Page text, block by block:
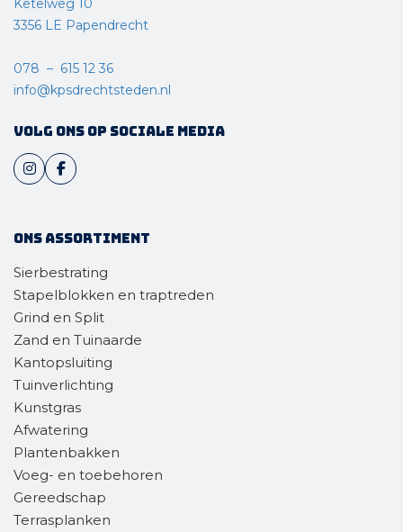
3356 LE Papendrecht
078 – 615 12 36
info@kpsdrechtsteden.nl
Volg ons op sociale media
Ons assortiment
Sierbestrating
Stapelblokken en traptreden
Grind en Split
Zand en Tuinaarde
Kantopsluiting
Tuinverlichting
Kunstgras
Afwatering
Plantenbakken
Voeg- en toebehoren
Gereedschap
Terrasplanken